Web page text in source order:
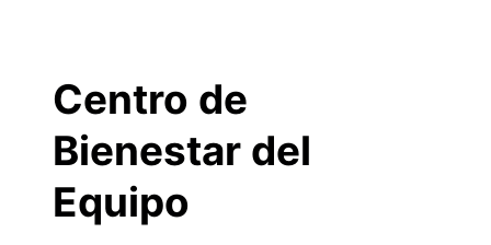
Centro de
Bienestar del
Equipo